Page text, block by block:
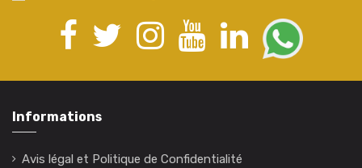
Informations
Avis légal et Politique de Confidentialité